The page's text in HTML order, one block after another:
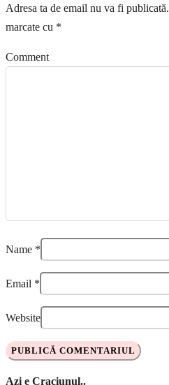
Adresa ta de email nu va fi publicată.
marcate cu *
Comment
Name *
Email *
Website
Azi e Craciunul..